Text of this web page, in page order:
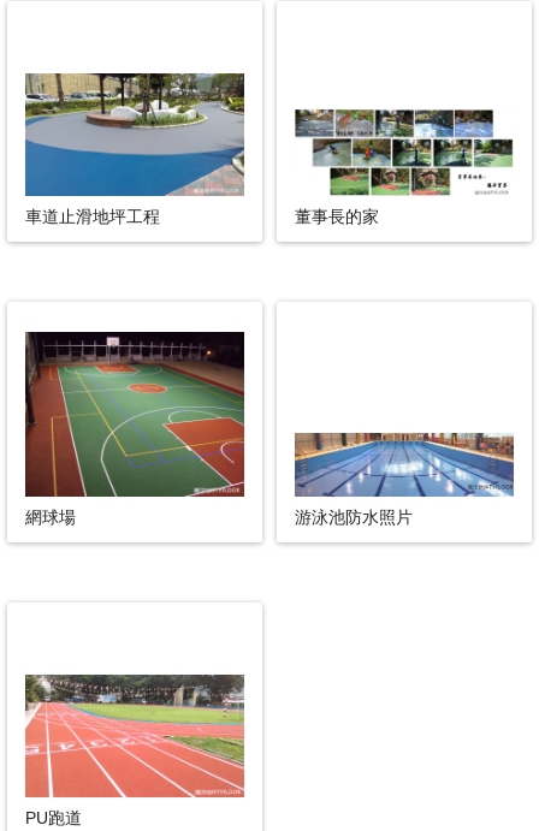
車道止滑地坪工程 董事長的家
網球場 游泳池防水照片
PU跑道